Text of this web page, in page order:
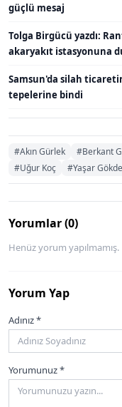
güçlü mesaj
Tolga Birgücü yazdı:
akaryakıt istasyonuna
Samsun'da silah
tepelerine bindi
#Akın Gürlek #Berkant
#Uğur Koç
#Yaşar
Yorumlar (0)
Henüz yorum yapılmamış.
Yorum Yap
Adınız *
Yorumunuz *